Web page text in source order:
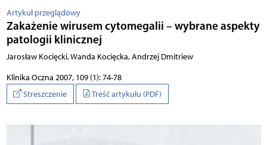
Artykuł przeglądowy
Zakażenie wirusem cytomegalii – wybrane aspekty
patologii klinicznej
Jarosław Kocięcki, Wanda Kocięcka, Andrzej Dmitriew
Klinika Oczna 2007, 109 (1): 74-78
Streszczenie
Treść artykułu (PDF)